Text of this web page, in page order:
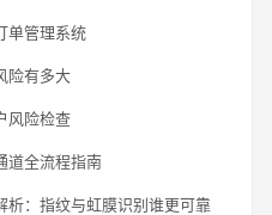
单管理系统
险有多大
风险检查
道全流程指南
析：指纹与虹膜识别谁更可靠